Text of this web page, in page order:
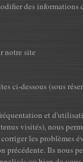
des informations
notre site
ci-dessous (sous
et
visités), nous
les problèmes
précédente. Ils nous